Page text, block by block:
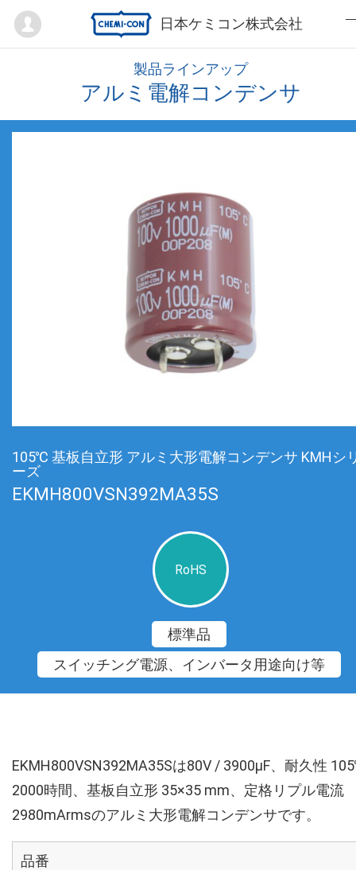
日本ケミコン株式会社
Mypage
製品ラインアップ
アルミ電解コンデンサ
105℃ 基板自立形 アルミ大形電解コンデンサ KMHシ
ーズ
EKMH800VSN392MA35S
RoHS
標準品
スイッチング電源、インバータ用途向け等
EKMH800VSN392MA35Sは80V / 3900µF、耐久性
2000時間、基板自立形 35×35 mm、定格リプル電流
2980mArmsのアルミ大形電解コンデンサです。
品番